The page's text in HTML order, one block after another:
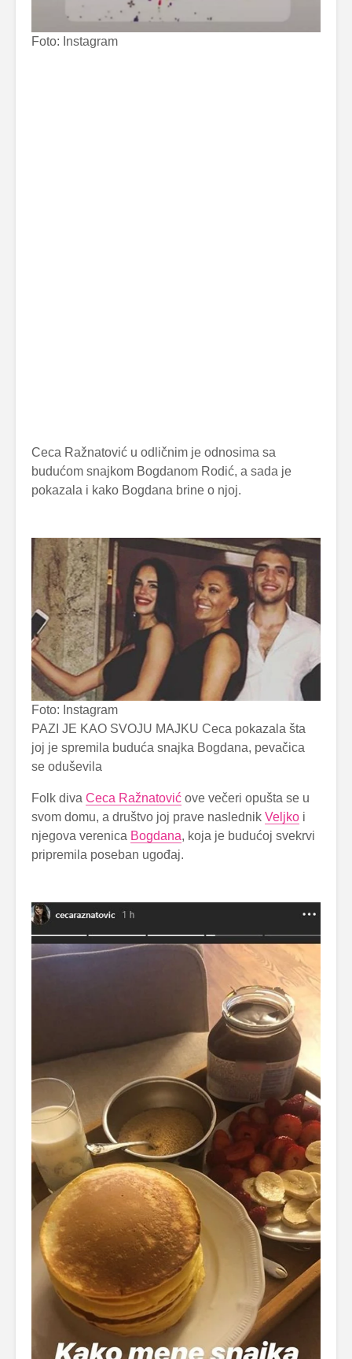
Foto: Instagram
Ceca Ražnatović u odličnim je odnosima sa
budućom snajkom Bogdanom Rodić, a sada je
pokazala i kako Bogdana brine o njoj.
Foto: Instagram
PAZI JE KAO SVOJU MAJKU Ceca pokazala šta
joj je spremila buduća snajka Bogdana, pevačica
se oduševila
Folk diva Ceca Ražnatović ove večeri opušta se u
svom domu, a društvo joj prave naslednik Veljko i
njegova verenica Bogdana, koja je budućoj svekrvi
pripremila poseban ugođaj.